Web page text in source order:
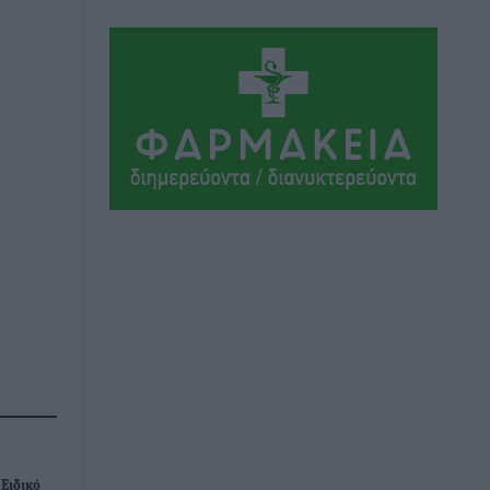
πριν 7 ώρες
ΣΕΤΕ: Σημαντική θεσμική εξέλιξη η
ΚΥΑ για το ΕΧΠ για τον τουρισμό
Ειδήσεις• πριν 7 ώρες